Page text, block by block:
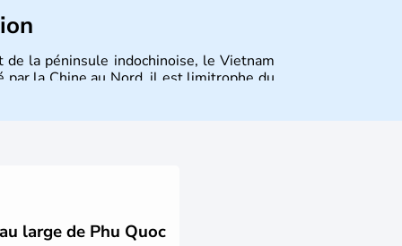
la péninsule indochinoise, le Vietnam
la Chine au Nord, il est limitrophe du
large de Phu Quoc